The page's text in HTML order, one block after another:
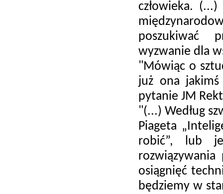
człowieka.
poszukiwać
wyzwanie dla
"Mówiąc o
już ona
pytanie JM
"(...) Według
Piageta
robić”, lub
osiągnięć
będziemy w